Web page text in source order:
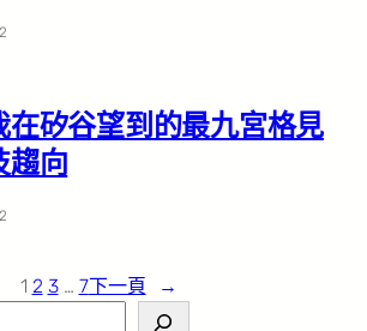
在矽谷望到的最九宮格見
趨向
1 2 3 … 7下一頁
→